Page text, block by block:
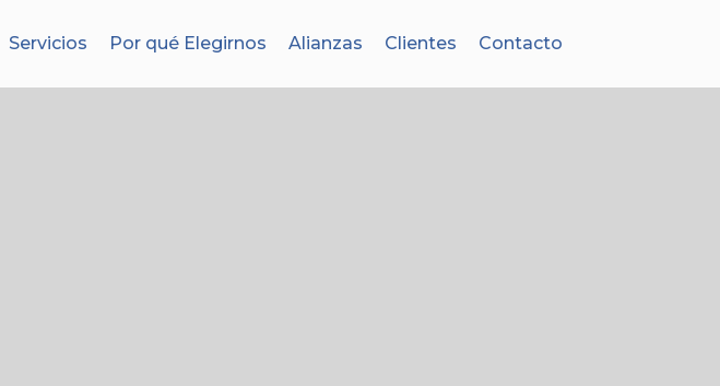
Servicios Por qué Elegirnos Alianzas Clientes Contacto